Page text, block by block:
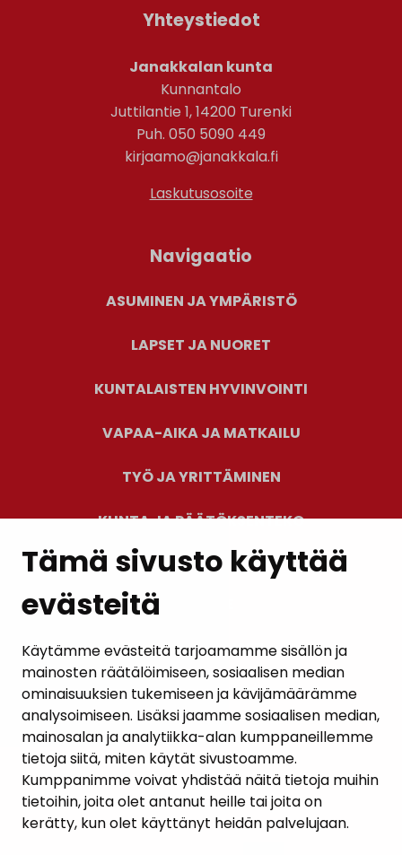
Tämä sivusto käyttää
evästeitä
Käytämme evästeitä tarjoamamme sisällön ja
mainosten räätälöimiseen, sosiaalisen median
ominaisuuksien tukemiseen ja kävijämäärämme
analysoimiseen. Lisäksi jaamme sosiaalisen median,
mainosalan ja analytiikka-alan kumppaneillemme
tietoja siitä, miten käytät sivustoamme.
Kumppanimme voivat yhdistää näitä tietoja muihin
tietoihin, joita olet antanut heille tai joita on
kerätty, kun olet käyttänyt heidän palvelujaan.
Yhteystiedot
Janakkalan kunta
Kunnantalo
Juttilantie 1, 14200 Turenki
Puh. 050 5090 449
kirjaamo@janakkala.fi
Laskutusosoite
Navigaatio
ASUMINEN JA YMPÄRISTÖ
LAPSET JA NUORET
KUNTALAISTEN HYVINVOINTI
VAPAA-AIKA JA MATKAILU
TYÖ JA YRITTÄMINEN
KUNTA JA PÄÄTÖKSENTEKO
AJANKOHTAISET
YHTEYSTIEDOT
KARTTAPALVELU